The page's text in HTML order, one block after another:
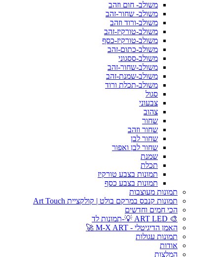
משולב- חום וזהב
משולב- שחור-זהב
משולב-ורוד וזהב
משולב-טורקיז-זהב
משולב-טורקיז-כסף
משולב-כתום-זהב
משולב-ססגוני
משולב-שחור-זהב
משולב-שמנת-זהב
משולב-תכלת ורוד
סגול
צבעוני
צהוב
שחור
שחור וזהב
שחור לבן
שחור לבן ואפור
שמנת
תכלת
תמונות בצבע טורקיז
תמונות בצבע כסף
תמונות מעוצבות
תמונות קנבס במרקם בולט | קולקציית Art Touch
הכי חמים וחדשים
🎨 ART LED 💡-תמונות לד
האמן הדיגיטלי - M-X ART 🚀
תמונות עגולות
אודות
המלצות